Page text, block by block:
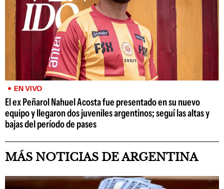
EN VIVO
El ex Peñarol Nahuel Acosta fue presentado en su nuevo
equipo y llegaron dos juveniles argentinos; seguí las altas y
bajas del período de pases
MÁS NOTICIAS DE ARGENTINA